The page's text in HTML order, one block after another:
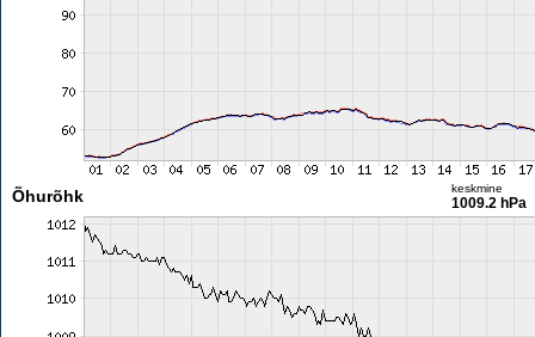
Õhurõhk keskmine
1009.2 hPa